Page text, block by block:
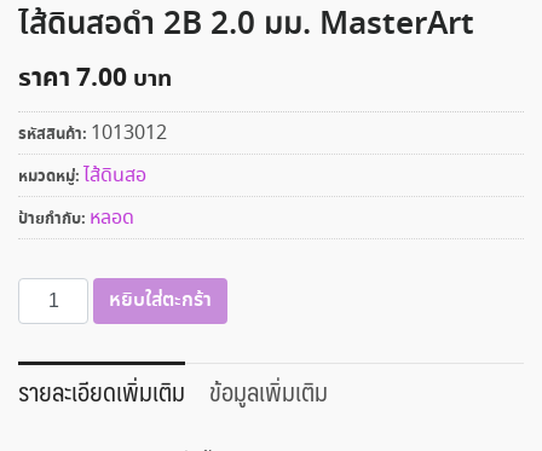
ไส้ดินสอดำ 2B 2.0 มม. MasterArt
ราคา7.00
รหัสสินค้า: 1013012
หมวดหมู่: ไส้ดินสอ
ป้ายกำกับ: หลอด
จำนวน
ไส้
ดำ
2B
หยิบใส่ตะกร้า
รายละเอียดเพิ่มเติม ข้อมูลเพิ่มเติม